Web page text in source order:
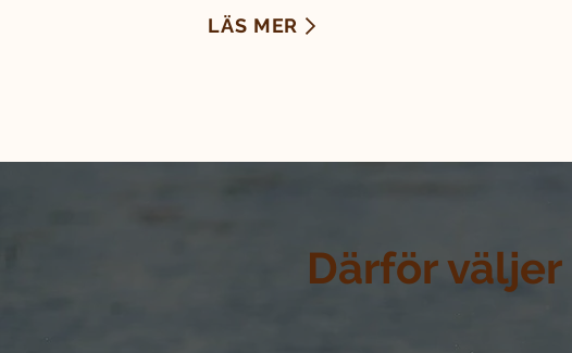
Därför
LÄS MER